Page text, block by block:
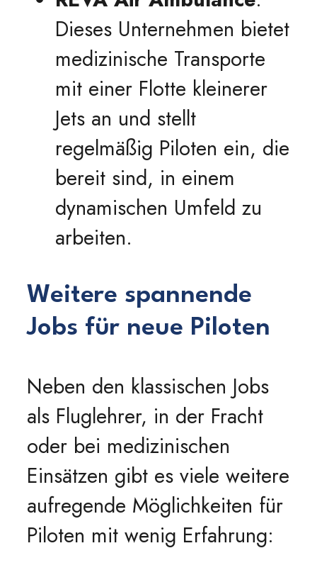
Dieses Unternehmen bietet
medizinische Transporte
mit einer Flotte kleinerer
Jets an und stellt
regelmäßig Piloten ein, die
bereit sind, in einem
dynamischen Umfeld zu
arbeiten.
Weitere spannende
Jobs für neue Piloten
Neben den klassischen Jobs
als Fluglehrer, in der Fracht
oder bei medizinischen
Einsätzen gibt es viele weitere
aufregende Möglichkeiten für
Piloten mit wenig Erfahrung: